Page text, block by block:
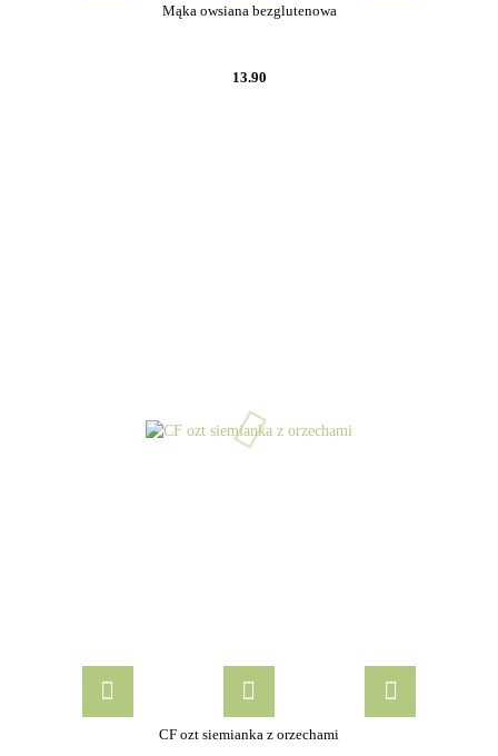
Mąka owsiana bezglutenowa
13.90
CF ozt siemianka z orzechami